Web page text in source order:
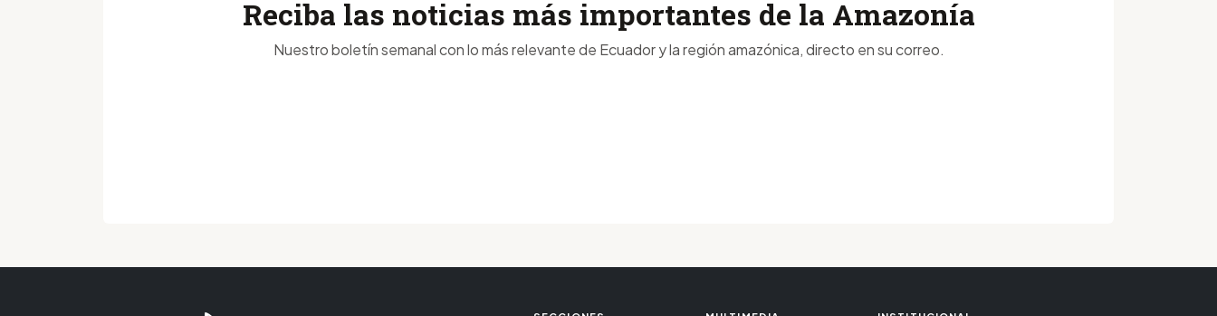
Reciba las noticias más importantes de la Amazonía
Nuestro boletín semanal con lo más relevante de Ecuador y la región amazónica, directo en su correo.